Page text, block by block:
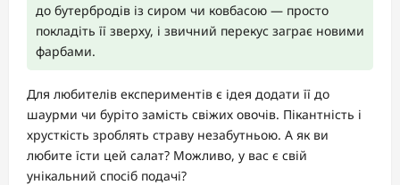
до бутербродів із сиром чи ковбасою — просто
покладіть її зверху, і звичний перекус заграє новими
фарбами.
Для любителів експериментів є ідея додати її до
шаурми чи буріто замість свіжих овочів. Пікантність і
хрусткість зроблять страву незабутньою. А як ви
любите їсти цей салат? Можливо, у вас є свій
унікальний спосіб подачі?